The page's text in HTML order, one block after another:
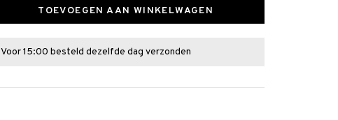
TOEVOEGEN AAN WINKELWAGEN
Voor 15:00 besteld dezelfde dag verzonden